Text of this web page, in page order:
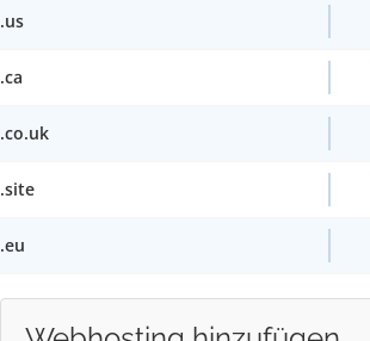
.us
.ca
.co.uk
.site
.eu